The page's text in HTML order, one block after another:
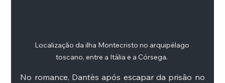
Localização da ilha Montecristo no arquipélago
toscano, entre a Itália e a Córsega.
No romance, Dantès após escapar da prisão no